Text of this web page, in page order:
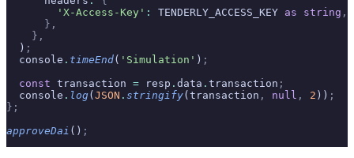
        'X-Access-Key'
: TENDERLY_ACCESS_KEY as string ,
      },
    },
  )
;
  console
. timeEnd( 'Simulation' ) ;
  const
transaction = resp . data . transaction ;
  console
. log( JSON . stringify(transaction , null , 2 )) ;
};
approveDai () ;